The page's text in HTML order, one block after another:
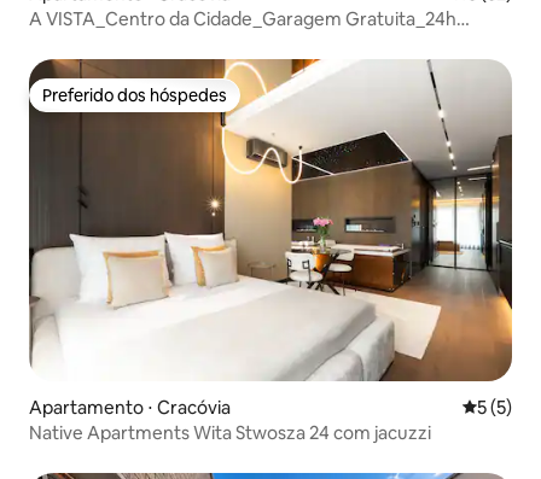
A VISTA_Centro da Cidade_Garagem Gratuita_24h
Preferido dos hóspedes
Preferido dos hóspedes
Apartamento ⋅ Cracóvia 5 de
5 (5)
Native Apartments Wita Stwosza 24 com jacuzzi